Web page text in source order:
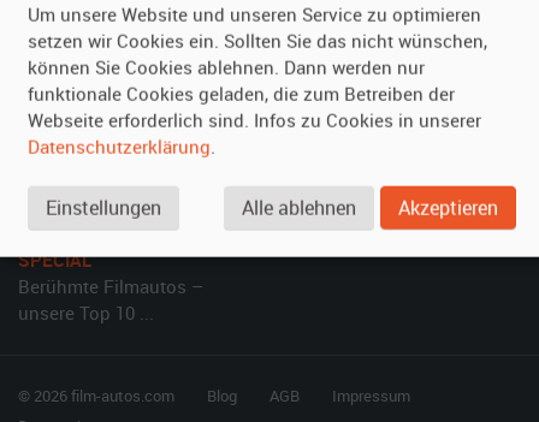
Vermieten
Oldtimer anmelden
Fotos senden
Inserat verwalten
Hilfe
Häufige Fragen (FAQ)
So funktioniert's
SPECIAL
Berühmte Filmautos –
unsere Top 10 ...
© 2026 film-autos.com Blog AGB
Impressum
Um unsere Website und unseren Service zu optimieren
setzen wir Cookies ein. Sollten Sie das nicht wünschen,
können Sie Cookies ablehnen. Dann werden nur
funktionale Cookies geladen, die zum Betreiben der
Webseite erforderlich sind. Infos zu Cookies in unserer
Datenschutzerklärung.
Einstellungen Alle ablehnen Akzeptieren